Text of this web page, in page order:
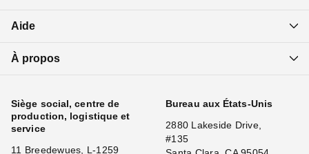
Aide
À propos
Siège social, centre de
production, logistique et
service
11 Breedewues, L-1259
Bureau aux États-Unis
2880 Lakeside Drive,
#135